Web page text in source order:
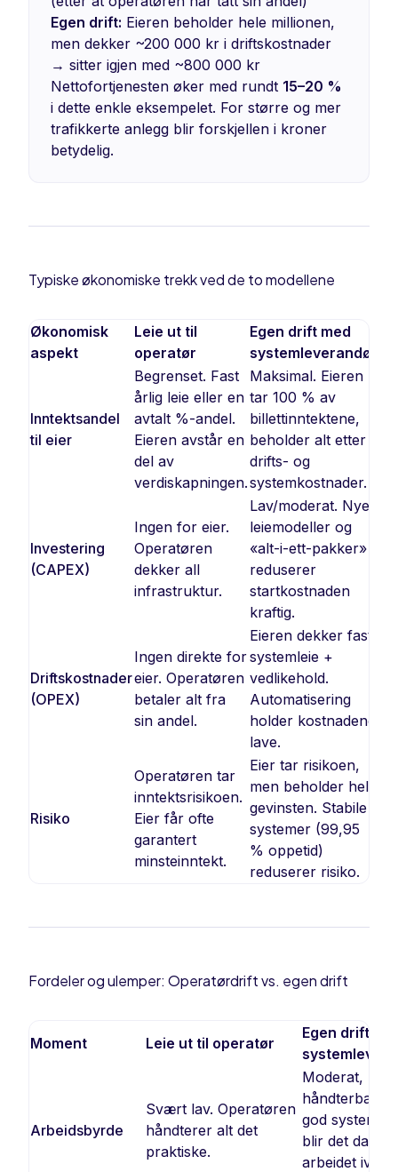
Egen drift: Eieren beholder hele millionen,
men dekker ~200 000 kr i driftskostnader
→ sitter igjen med ~800 000 kr
Nettofortjenesten øker med rundt 15–20 %
i dette enkle eksempelet. For større og mer
trafikkerte anlegg blir forskjellen i kroner
betydelig.
Typiske økonomiske trekk ved de to modellene
Økonomisk
aspekt
Leie ut til
operatør
Egen drift med
systemleverandør
Inntektsandel
til eier
Begrenset. Fast
årlig leie eller en
avtalt %-andel.
Eieren avstår en
del av
verdiskapningen.
Maksimal. Eieren
tar 100 % av
billettinntektene,
beholder alt etter
drifts- og
systemkostnader.
Investering
(CAPEX)
Ingen for eier.
Operatøren
dekker all
infrastruktur.
Lav/moderat. Nye
leiemodeller og
«alt-i-ett-pakker»
reduserer
startkostnaden
kraftig.
Driftskostnader
(OPEX)
Ingen direkte for
eier. Operatøren
betaler alt fra
sin andel.
Eieren dekker fast
systemleie +
vedlikehold.
Automatisering
holder kostnadene
lave.
Risiko
Operatøren tar
inntektsrisikoen.
Eier får ofte
garantert
minsteinntekt.
Eier tar risikoen,
men beholder hele
gevinsten. Stabile
systemer (99,95
% oppetid)
reduserer risiko.
Fordeler og ulemper: Operatørdrift vs. egen drift
Moment Leie ut til operatør
Egen drift
Arbeidsbyrde
Svært lav. Operatøren
håndterer alt det
praktiske.
Moderat, men
håndterbart.
god
blir det daglige
arbeidet